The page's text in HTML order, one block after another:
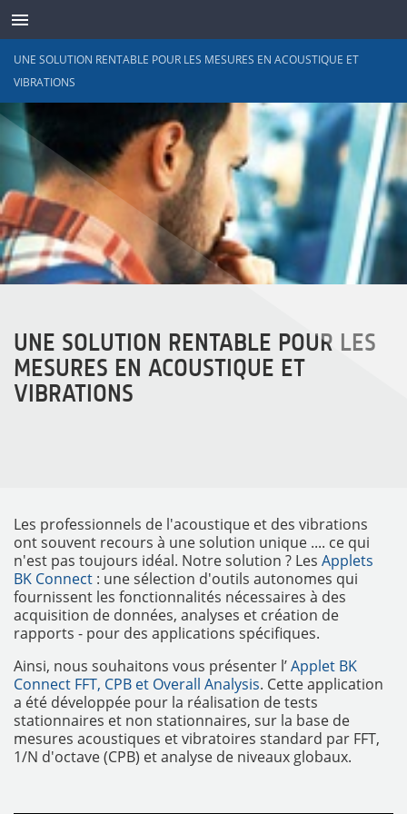
TRANSDUCTEURS
MATÉRIELS
UNE SOLUTION RENTABLE POUR LES MESURES EN ACOUSTIQUE ET
VIBRATIONS
UNE SOLUTION RENTABLE POUR LES
MESURES EN ACOUSTIQUE ET
VIBRATIONS
Les professionnels de l'acoustique et des vibrations
ont souvent recours à une solution unique .... ce qui
n'est pas toujours idéal. Notre solution ? Les Applets
BK Connect : une sélection d'outils autonomes qui
fournissent les fonctionnalités nécessaires à des
acquisition de données, analyses et création de
rapports - pour des applications spécifiques.
Ainsi, nous souhaitons vous présenter l’Applet BK
Connect FFT, CPB et Overall Analysis. Cette application
a été développée pour la réalisation de tests
stationnaires et non stationnaires, sur la base de
mesures acoustiques et vibratoires standard par FFT,
1/N d'octave (CPB) et analyse de niveaux globaux.